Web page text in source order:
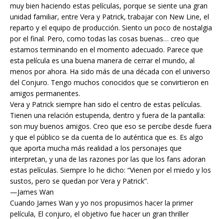
muy bien haciendo estas películas, porque se siente una gran
unidad familiar, entre Vera y Patrick, trabajar con New Line, el
reparto y el equipo de producción. Siento un poco de nostalgia
por el final. Pero, como todas las cosas buenas… creo que
estamos terminando en el momento adecuado. Parece que
esta película es una buena manera de cerrar el mundo, al
menos por ahora. Ha sido más de una década con el universo
del Conjuro. Tengo muchos conocidos que se convirtieron en
amigos permanentes.
Vera y Patrick siempre han sido el centro de estas películas.
Tienen una relación estupenda, dentro y fuera de la pantalla:
son muy buenos amigos. Creo que eso se percibe desde fuera
y que el público se da cuenta de lo auténtica que es. Es algo
que aporta mucha más realidad a los personajes que
interpretan, y una de las razones por las que los fans adoran
estas películas. Siempre lo he dicho: “Vienen por el miedo y los
sustos, pero se quedan por Vera y Patrick”.
—James Wan
Cuando James Wan y yo nos propusimos hacer la primer
película, El conjuro, el objetivo fue hacer un gran thriller